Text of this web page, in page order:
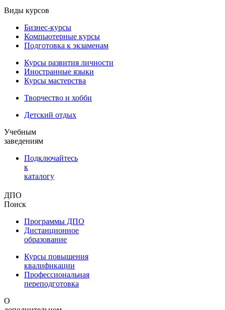
Виды курсов
Бизнес-курсы
Компьютерные курсы
Подготовка к экзаменам
Курсы развития личности
Иностранные языки
Курсы мастерства
Творчество и хобби
Детский отдых
Учебным
заведениям
Подключайтесь
к
каталогу
ДПО
Поиск
Программы ДПО
Дистанционное
образование
Курсы повышения
квалификации
Профессиональная
переподготовка
О